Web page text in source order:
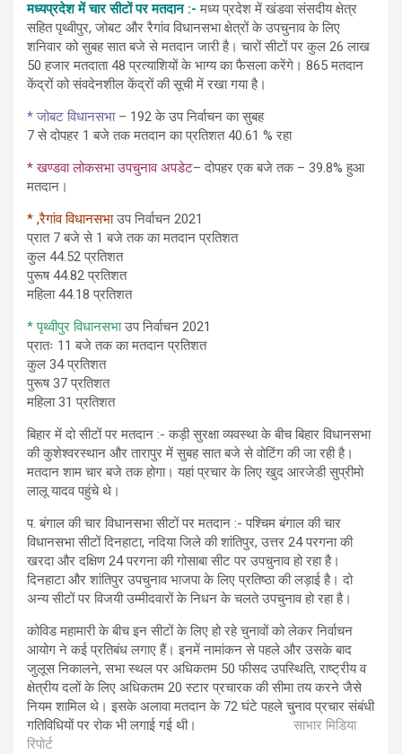
मध्यप्रदेश में चार सीटों पर मतदान :- मध्य प्रदेश में खंडवा संसदीय क्षेत्र
सहित पृथ्वीपुर, जोबट और रैगांव विधानसभा क्षेत्रों के उपचुनाव के लिए
शनिवार को सुबह सात बजे से मतदान जारी है। चारों सीटों पर कुल 26 लाख
50 हजार मतदाता 48 प्रत्याशियों के भाग्य का फैसला करेंगे। 865 मतदान
केंद्रों को संवदेनशील केंद्रों की सूची में रखा गया है।
* जोबट विधानसभा– 192 के उप निर्वाचन का सुबह
7 से दोपहर 1 बजे तक मतदान का प्रतिशत 40.61 % रहा
* खण्डवा लोकसभा उपचुनाव अपडेट– दोपहर एक बजे तक – 39.8% हुआ
मतदान।
* ,रैगांव विधानसभाउप निर्वाचन 2021
प्रात 7 बजे से 1 बजे तक का मतदान प्रतिशत
कुल 44.52 प्रतिशत
पुरूष 44.82 प्रतिशत
महिला 44.18 प्रतिशत
* पृथ्वीपुर विधानसभाउप निर्वाचन 2021
प्रातः 11 बजे तक का मतदान प्रतिशत
कुल 34 प्रतिशत
पुरूष 37 प्रतिशत
महिला 31 प्रतिशत
बिहार में दो सीटों पर मतदान :- कड़ी सुरक्षा व्यवस्था के बीच बिहार विधानसभा
की कुशेश्वरस्थान और तारापुर में सुबह सात बजे से वोटिंग की जा रही है।
मतदान शाम चार बजे तक होगा। यहां प्रचार के लिए खुद आरजेडी सुप्रीमो
लालू यादव पहुंचे थे।
प. बंगाल की चार विधानसभा सीटों पर मतदान :- पश्चिम बंगाल की चार
विधानसभा सीटों दिनहाटा, नदिया जिले की शांतिपुर, उत्तर 24 परगना की
खरदा और दक्षिण 24 परगना की गोसाबा सीट पर उपचुनाव हो रहा है।
दिनहाटा और शांतिपुर उपचुनाव भाजपा के लिए प्रतिष्ठा की लड़ाई है। दो
अन्य सीटों पर विजयी उम्मीदवारों के निधन के चलते उपचुनाव हो रहा है।
कोविड महामारी के बीच इन सीटों के लिए हो रहे चुनावों को लेकर निर्वाचन
आयोग ने कई प्रतिबंध लगाए हैं। इनमें नामांकन से पहले और उसके बाद
जुलूस निकालने, सभा स्थल पर अधिकतम 50 फीसद उपस्थिति, राष्ट्रीय व
क्षेत्रीय दलों के लिए अधिकतम 20 स्टार प्रचारक की सीमा तय करने जैसे
नियम शामिल थे। इसके अलावा मतदान के 72 घंटे पहले चुनाव प्रचार संबंधी
गतिविधियों पर रोक भी लगाई गई थी।
साभार मिडिया
रिपोर्ट